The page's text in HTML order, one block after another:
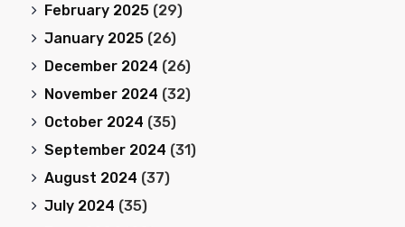
February 2025 (29)
January 2025 (26)
December 2024 (26)
November 2024 (32)
October 2024 (35)
September 2024 (31)
August 2024 (37)
July 2024 (35)